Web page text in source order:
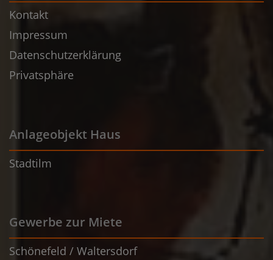
Kontakt
Impressum
Datenschutzerklärung
Privatsphäre
Anlageobjekt Haus
Stadtilm
Gewerbe zur Miete
Schönefeld / Waltersdorf